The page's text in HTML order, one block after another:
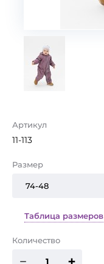
Артикул
11-113
Размер
74-48
Таблица размеров
Количество